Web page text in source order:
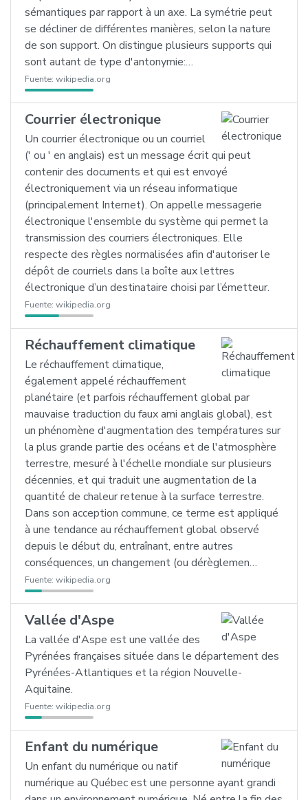
sémantiques par rapport à un axe. La symétrie peut
se décliner de différentes manières, selon la nature
de son support. On distingue plusieurs supports qui
sont autant de type d'antonymie:…
Fuente: wikipedia.org
Courrier électronique
Un courrier électronique ou un courriel
(' ou ' en anglais) est un message écrit qui peut
contenir des documents et qui est envoyé
électroniquement via un réseau informatique
(principalement Internet). On appelle messagerie
électronique l'ensemble du système qui permet la
transmission des courriers électroniques. Elle
respecte des règles normalisées afin d'autoriser le
dépôt de courriels dans la boîte aux lettres
électronique d’un destinataire choisi par l’émetteur.
Fuente: wikipedia.org
Réchauffement climatique
Le réchauffement climatique,
également appelé réchauffement
planétaire (et parfois réchauffement global par
mauvaise traduction du faux ami anglais global), est
un phénomène d'augmentation des températures sur
la plus grande partie des océans et de l'atmosphère
terrestre, mesuré à l'échelle mondiale sur plusieurs
décennies, et qui traduit une augmentation de la
quantité de chaleur retenue à la surface terrestre.
Dans son acception commune, ce terme est appliqué
à une tendance au réchauffement global observé
depuis le début du, entraînant, entre autres
conséquences, un changement (ou dérèglemen…
Fuente: wikipedia.org
Vallée d'Aspe
La vallée d'Aspe est une vallée des
Pyrénées françaises située dans le département des
Pyrénées-Atlantiques et la région Nouvelle-
Aquitaine.
Fuente: wikipedia.org
Enfant du numérique
Un enfant du numérique ou natif
numérique au Québec est une personne ayant grandi